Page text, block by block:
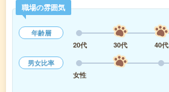
職場の雰囲気
年齢層
20代
30代 40代
男女比率
女性